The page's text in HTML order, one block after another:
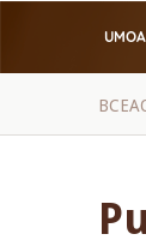
UMOA
Fil